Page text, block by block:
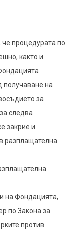
че процедурата по
както и
получаване на
за
следва
закрие и
разплащателна
на Фондацията,
по Закона за
против